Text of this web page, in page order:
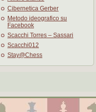
Cibernetica Gerber
Metodo ideografico su
Facebook
Scacchi Torres – Sassari
Scacchi012
Stay@Chess